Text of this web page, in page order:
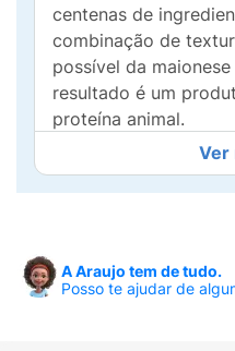
centenas de
combinação de
possível da
resultado é um
proteína animal.
Óleo
bico, vinagre de
(alho e pimenta),
ácido cítrico e EDTA.
Ver
A Araujo tem de tudo.
Posso te ajudar de